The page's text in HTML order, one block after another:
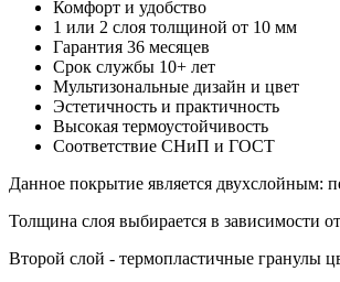
Комфорт и удобство
1 или 2 слоя толщиной от 10 мм
Гарантия 36 месяцев
Срок службы 10+ лет
Мультизональные дизайн и цвет
Эстетичность и практичность
Высокая термоустойчивость
Соответствие СНиП и ГОСТ
Данное покрытие является двухслойным:
Толщина слоя выбирается в зависимости
Второй слой - термопластичные гранулы